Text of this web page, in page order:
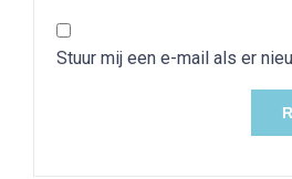
Stuur mij een e-mail als er